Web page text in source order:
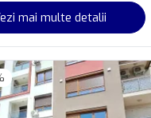
mai multe detalii